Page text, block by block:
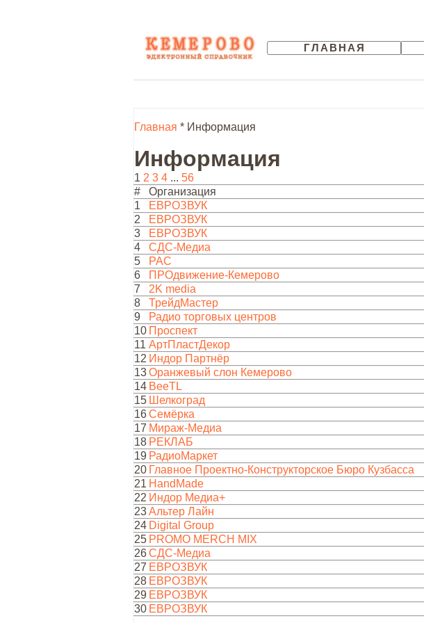
ГЛАВНАЯ
Главная * Информация
Информация
1 2 3 4 ... 56
#
Организация
1
ЕВРОЗВУК
2
ЕВРОЗВУК
3
ЕВРОЗВУК
4
СДС-Медиа
5
РАС
6
ПРОдвижение-Кемерово
7
2K media
8
ТрейдМастер
9
Радио торговых центров
10 Проспект
11 АртПластДекор
12 Индор Партнёр
13Оранжевый слон Кемерово
14 BeeTL
15 Шелкоград
16Семёрка
17 Мираж-Медиа
18 РЕКЛАБ
19 РадиоМаркет
20 Главное Проектно-Конструкторское Бюро Кузбасса
21 HandMadе
22 Индор Медиа+
23Альтер Лайн
24 Digital Group
25 PROMO MERCH MIX
26СДС-Медиа
27 ЕВРОЗВУК
28 ЕВРОЗВУК
29 ЕВРОЗВУК
30 ЕВРОЗВУК